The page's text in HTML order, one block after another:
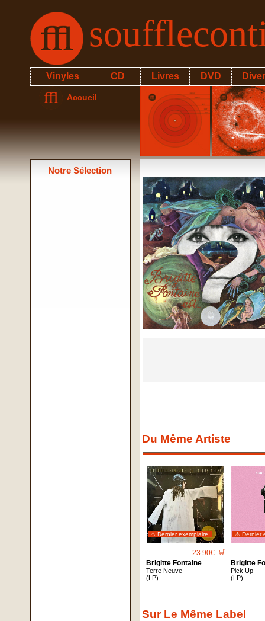
Vinyles CD Livres DVD
Accueil
Notre Sélection
Du Même Artiste
⚠ Dernier exemplaire
23.90€ 🛒
Brigitte Fontaine
Terre Neuve
(LP)
⚠ Dernier
Brigitte
Pick Up
(LP)
Sur Le Même Label